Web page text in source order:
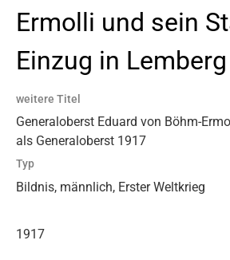
Ermolli und sein
Einzug in Lemberg
weitere Titel
Generaloberst Eduard von Böhm-
als Generaloberst 1917
Typ
Bildnis, männlich, Erster Weltkrieg
1917